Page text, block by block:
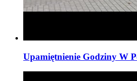
Upamiętnienie Godziny W